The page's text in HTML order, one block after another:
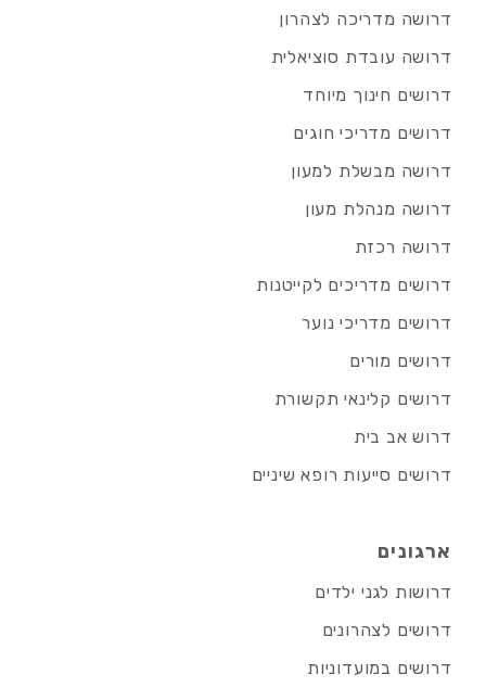
דרושה מדריכה לצהרון
דרושה עובדת סוציאלית
דרושים חינוך מיוחד
דרושים מדריכי חוגים
דרושה מבשלת למעון
דרושה מנהלת מעון
דרושה רכזת
דרושים מדריכים לקייטנות
דרושים מדריכי נוער
דרושים מורים
דרושים קלינאי תקשורת
דרוש אב בית
דרושים סייעות רופא שיניים
ארגונים
דרושות לגני ילדים
דרושים לצהרונים
דרושים במועדוניות